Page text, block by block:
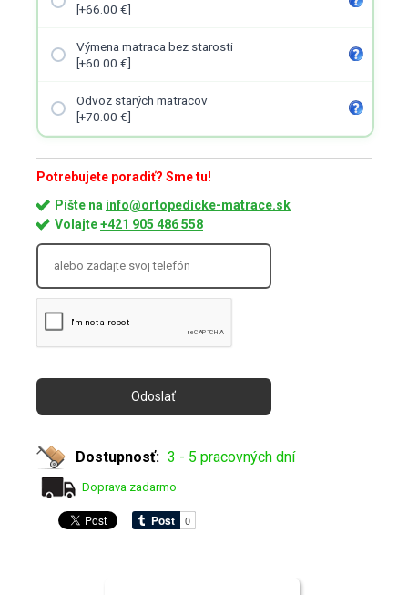
[+66.00 €]
Výmena matraca bez starosti
[+60.00 €]
Odvoz starých matracov
[+70.00 €]
Potrebujete poradiť? Sme tu!
Píšte na info@ortopedicke-matrace.sk
Volajte+421 905 486 558
Dostupnosť: 3 - 5 pracovných dní
Doprava zadarmo